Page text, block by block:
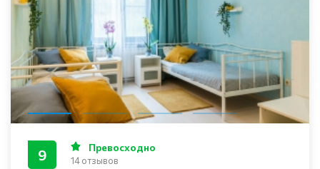
9 Превосходно
14 отзывов